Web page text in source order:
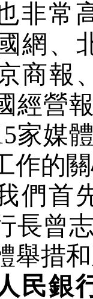
非常
網、
商報
經營
家媒
作的
們首
長曾
舉措
民銀